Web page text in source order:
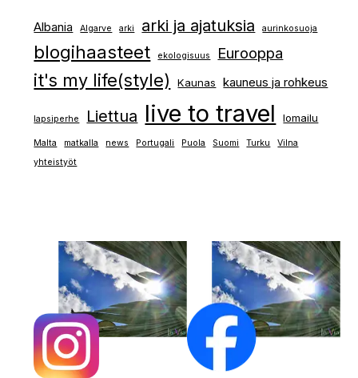
Albania Algarve arki arki ja ajatuksia aurinkosuoja
blogihaasteet ekologisuus Eurooppa
it's my life(style) Kaunas kauneus ja rohkeus
lapsiperhe Liettua live to travel lomailu
Malta matkalla news Portugali Puola Suomi Turku
Vilna
yhteistyöt